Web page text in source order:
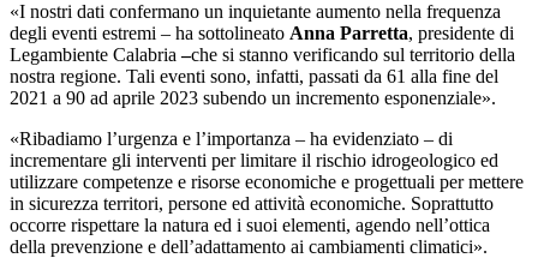
«I nostri dati confermano un inquietante aumento nella frequenza
degli eventi estremi – ha sottolineato Anna Parretta, presidente di
Legambiente Calabria–che si stanno verificando sul territorio della
nostra regione. Tali eventi sono, infatti, passati da 61 alla fine del
2021 a 90 ad aprile 2023 subendo un incremento esponenziale».
«Ribadiamo l’urgenza e l’importanza – ha evidenziato – di
incrementare gli interventi per limitare il rischio idrogeologico ed
utilizzare competenze e risorse economiche e progettuali per mettere
in sicurezza territori, persone ed attività economiche. Soprattutto
occorre rispettare la natura ed i suoi elementi, agendo nell’ottica
della prevenzione e dell’adattamento ai cambiamenti climatici».